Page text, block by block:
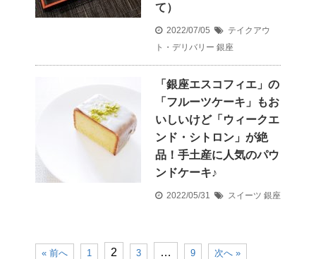
て）
2022/07/05
テイクアウ
ト・デリバリー 銀座
「銀座エスコフィエ」の
「フルーツケーキ」もお
いしいけど「ウィークエ
ンド・シトロン」が絶
品！手土産に人気のパウ
ンドケーキ♪
2022/05/31 スイーツ 銀座
« 前へ 1 2 3 … 9 次へ »